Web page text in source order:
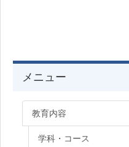
メニュー
教育内容
学科・コース